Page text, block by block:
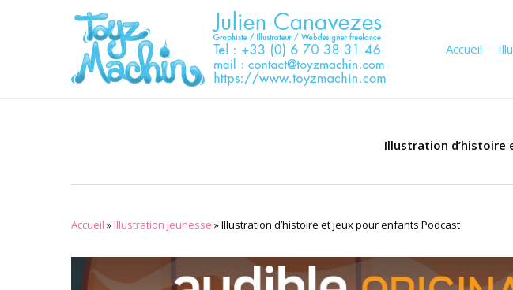
Accueil
Illustration d’histoire
Accueil » Illustration jeunesse »Illustration d’histoire et jeux pour enfants Podcast